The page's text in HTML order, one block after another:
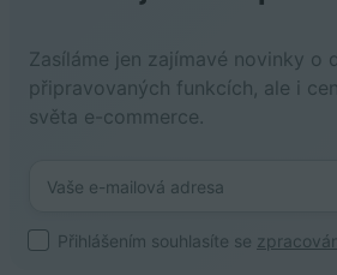
Zasíláme jen zajímavé novinky o
připravovaných funkcích, ale i
světa e-commerce.
Přihlášením souhlasíte se